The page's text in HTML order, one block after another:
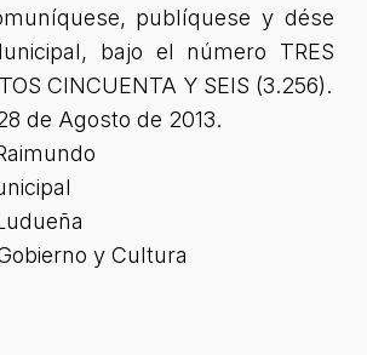
publíquese y dése
bajo el número TRES
CINCUENTA Y SEIS (3.256).
de Agosto de 2013.
y Cultura